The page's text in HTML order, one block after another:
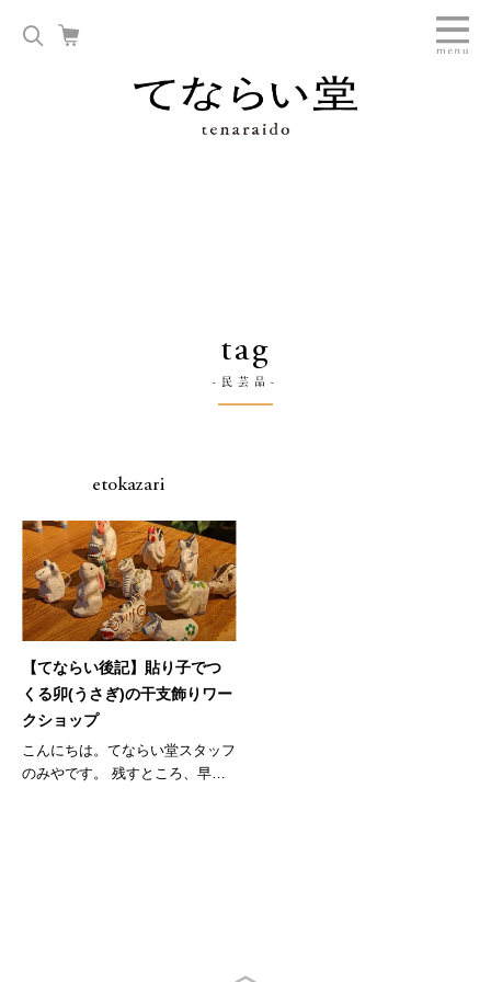
tag
-民芸品-
etokazari
【てならい後記】貼り子でつ
くる卯(うさぎ)の干支飾りワー
クショップ
こんにちは。てならい堂スタッフ
のみやです。 残すところ、早い